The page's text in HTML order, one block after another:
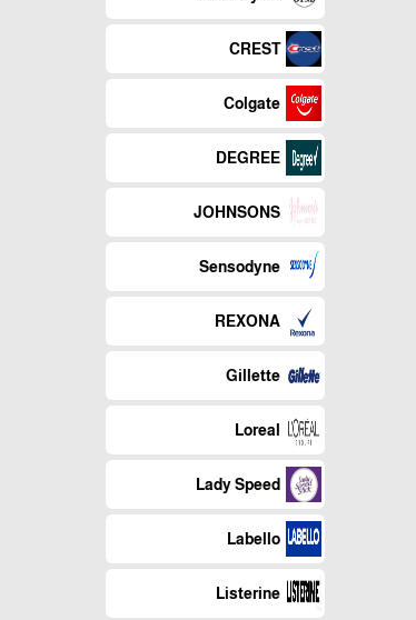
CREST
Colgate
DEGREE
JOHNSONS
Sensodyne
REXONA
Gillette
Loreal
Lady Speed
Labello
Listerine